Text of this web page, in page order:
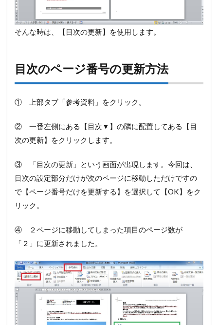
そんな時は、【目次の更新】を使用します。
目次のページ番号の更新方法
① 上部タブ「参考資料」をクリック。
② 一番左側にある【目次▼】の隣に配置してある【目
次の更新】をクリックします。
③ 「目次の更新」という画面が出現します。今回は、
目次の設定部分だけが次のページに移動しただけですの
で【ページ番号だけを更新する】を選択して【OK】をク
リック。
④ ２ページに移動してしまった項目のページ数が
「２」に更新されました。